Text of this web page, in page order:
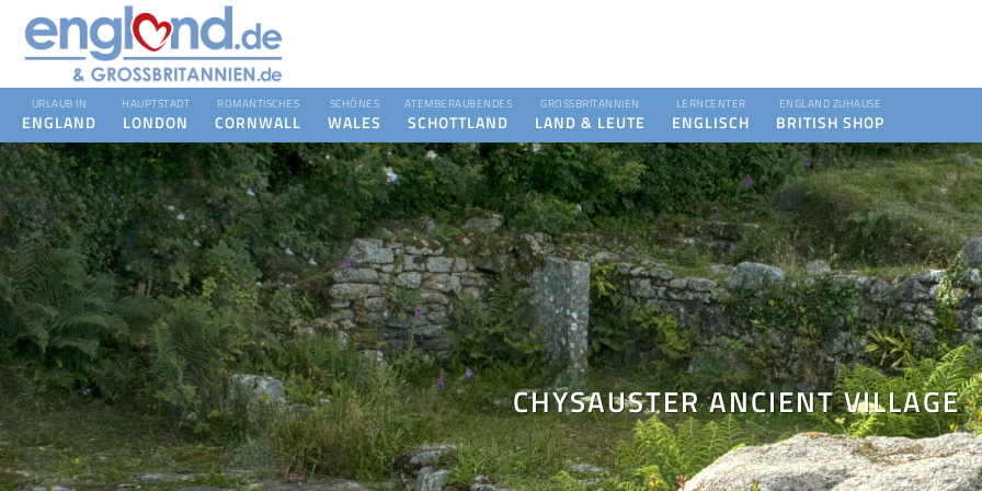
URLAUB IN
ENGLAND
HAUPTSTADT
LONDON
ROMANTISCHES
CORNWALL
SCHÖNES
WALES
ATEMBERAUBENDES
SCHOTTLAND
GROSSBRITANNIEN
LAND & LEUTE
LERNCENTER
ENGLISCH
ENGLAND ZUHAUSE
BRITISH SHOP
CHYSAUSTER ANCIENT VILLAGE